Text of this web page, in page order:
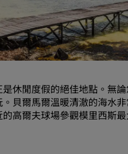
價
的地
決方案
班
班
休閒度假的絕佳地點。無
貝爾馬爾溫暖清澈的海水
高爾夫球場參觀模里西斯